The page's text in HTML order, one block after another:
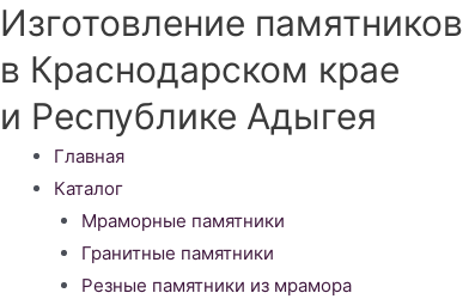
Изготовление памятников
в Краснодарском крае
и Республике Адыгея
Меню
Главная
Каталог
Мраморные памятники
Гранитные памятники
Резные памятники из мрамора